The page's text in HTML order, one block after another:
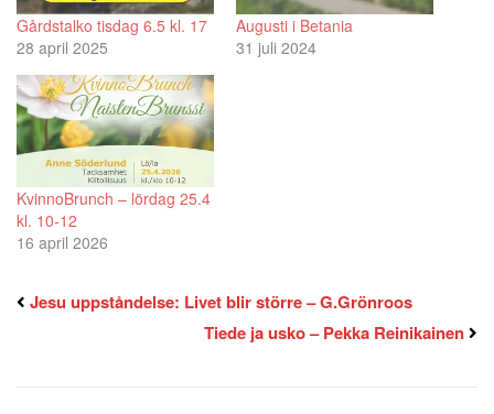
Gårdstalko tisdag 6.5 kl. 17
28 april 2025
Augusti i Betania
31 juli 2024
KvinnoBrunch – lördag 25.4
kl. 10-12
16 april 2026
Jesu uppståndelse: Livet blir större – G.Grönroos
Tiede ja usko – Pekka Reinikainen